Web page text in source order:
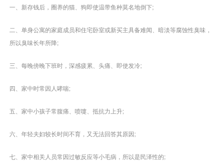
一、新存钱后，圈养的猫、狗即使温带鱼种莫名地倒下;
二、单身公寓的家庭成员和住宅卧室或新买主具备难闻、暗淡等腐蚀性臭味，
所以臭味长年所降;
三、每晚傍晚下班时，深感疲累、头痛、即使发冷;
四、家中时常因人哮喘;
五、家中小孩子常腹痛、喷嚏、抵抗力上升;
六、年轻夫妇较长时间不育，又无法回答其原因;
七、家中相关人员常因过敏反应等小毛病，所以是民泽性的;